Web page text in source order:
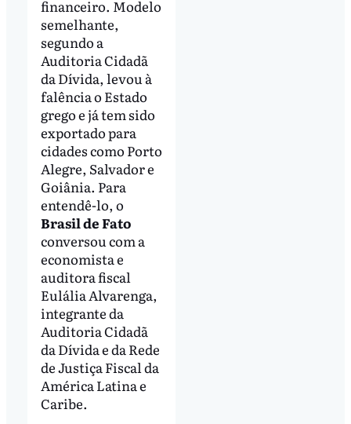
financeiro. Modelo
semelhante,
segundo a
Auditoria Cidadã
da Dívida, levou à
falência o Estado
grego e já tem sido
exportado para
cidades como Porto
Alegre, Salvador e
Goiânia. Para
entendê-lo, o
Brasil de Fato
conversou com a
economista e
auditora fiscal
Eulália Alvarenga,
integrante da
Auditoria Cidadã
da Dívida e da Rede
de Justiça Fiscal da
América Latina e
Caribe.